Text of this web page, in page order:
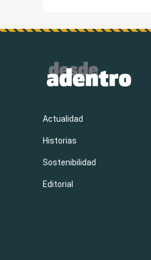
Actualidad
Historias
Sostenibilidad
Editorial